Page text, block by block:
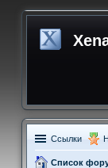
Ссылки
Список